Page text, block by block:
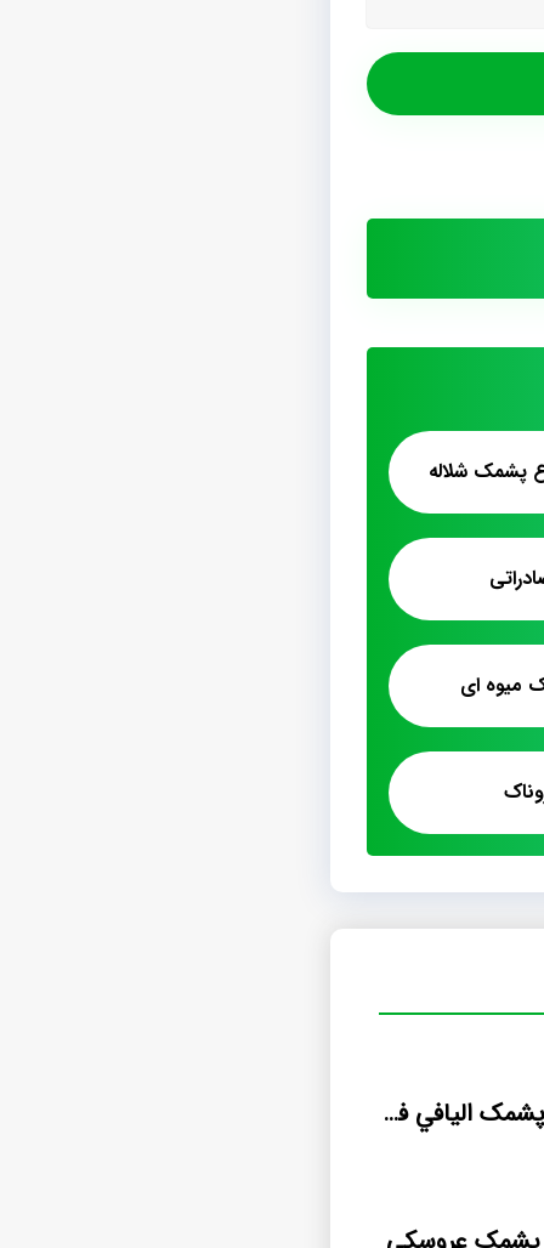
پشمک شلاله
میوه ای
سفارش توليد پشمک اليافي فله اي